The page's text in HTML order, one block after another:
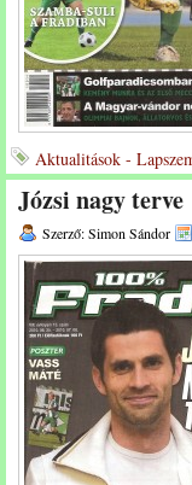
Aktualitások -
Józsi nagy terve
Szerző: Simon Sándor